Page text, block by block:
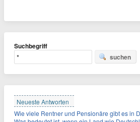
Suchbegriff
suchen
Neueste Antworten